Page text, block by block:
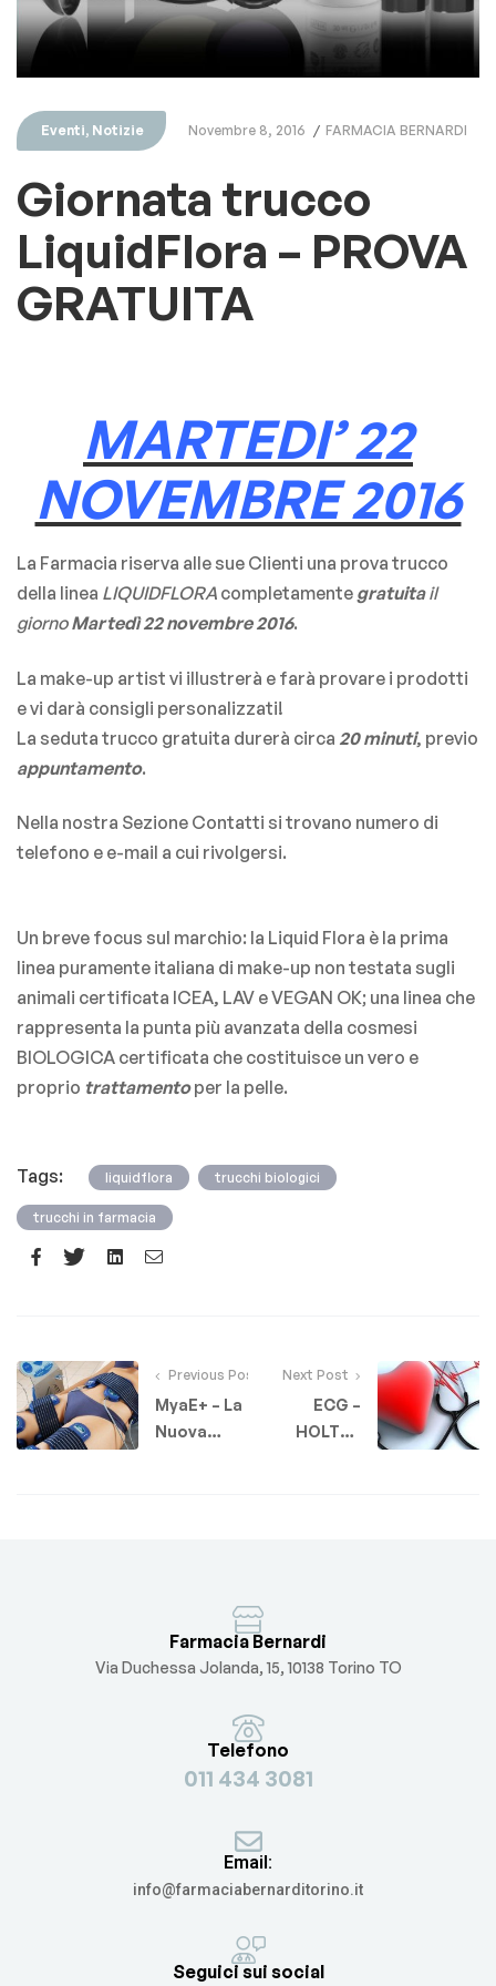
Eventi, Notizie Novembre 8, 2016 FARMACIA BERNARDI
Giornata trucco
LiquidFlora – PROVA
GRATUITA
MARTEDI’ 22
NOVEMBRE 2016
La Farmacia riserva alle sue Clienti una prova trucco
della linea LIQUIDFLORA completamente gratuitail
giornoMartedì 22 novembre 2016.
La make-up artist vi illustrerà e farà provare i prodotti
e vi darà consigli personalizzati!
La seduta trucco gratuita durerà circa 20 minuti, previo
appuntamento.
Nella nostra Sezione Contatti si trovano numero di
telefono e e-mail a cui rivolgersi.
Un breve focus sul marchio: la Liquid Flora è la prima
linea puramente italiana di make-up non testata sugli
animali certificata ICEA, LAV e VEGAN OK; una linea che
rappresenta la punta più avanzata della cosmesi
BIOLOGICA certificata che costituisce un vero e
proprio trattamentoper la pelle.
Tags: liquidflora trucchi biologici
trucchi in farmacia
FacebookTwitterLinkedin
Previous Post
MyaE+ – La
Nuova
Next Post
ECG –
HOLTER
Farmacia Bernardi
Via Duchessa Jolanda, 15, 10138 Torino TO
Telefono
011 434 3081
Email:
info@farmaciabernarditorino.it
Seguici sui social